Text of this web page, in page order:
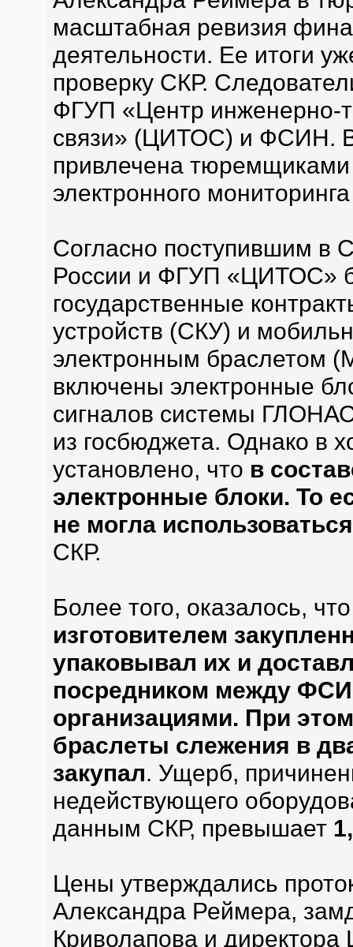
масштабная ревизия
деятельности. Ее итоги
проверку СКР.
ФГУП «Центр инженерно-
связи» (ЦИТОС) и ФСИН.
привлечена тюремщиками
электронного
Согласно поступившим
России и ФГУП «ЦИТОС»
государственные
устройств (СКУ) и
электронным браслетом
включены электронные
сигналов системы
из госбюджета. Однако в
установлено, что в
электронные блоки. То
не могла
СКР.
Более того, оказалось,
изготовителем
упаковывал их и
посредником между
организациями. При
браслеты слежения в
закупал. Ущерб,
недействующего
данным СКР, превышает
Цены утверждались
Александра Реймера,
Криволапова и